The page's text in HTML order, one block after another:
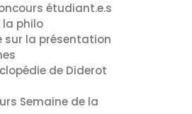
étudiant.e.s
la philo
sur la présentation
de Diderot
Semaine de la